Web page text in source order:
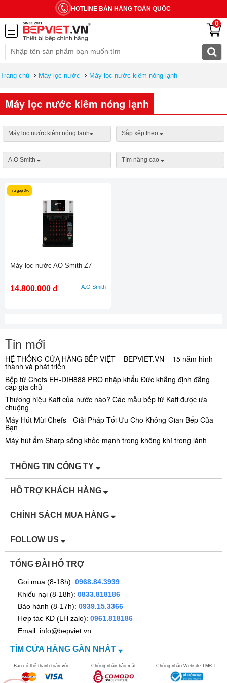
HOTLINE BÁN HÀNG TOÀN QUỐC
0
Trang chủ › Máy lọc nước › Máy lọc nước kiêm nóng lạnh
Máy lọc nước kiêm nóng lạnh
Máy lọc nước kiêm nóng lạnh Sắp xếp theo
A.O Smith Tìm nâng cao
Trả góp 0%
Máy lọc nước AO Smith Z7
14.800.000 đ A.O Smith
Tin mới
HỆ THỐNG CỬA HÀNG BẾP VIỆT – BEPVIET.VN – 15 năm hình
thành và phát triển
Bếp từ Chefs EH-DIH888 PRO nhập khẩu Đức khẳng định đẳng
cấp gia chủ
Thương hiệu Kaff của nước nào? Các mẫu bếp từ Kaff được ưa
chuộng
Máy Hút Mùi Chefs - Giải Pháp Tối Ưu Cho Không Gian Bếp Của
Bạn
Máy hút ẩm Sharp sống khỏe mạnh trong không khí trong lành
THÔNG TIN CÔNG TY
HỖ TRỢ KHÁCH HÀNG
CHÍNH SÁCH MUA HÀNG
FOLLOW US
TỔNG ĐÀI HỖ TRỢ
Gọi mua (8-18h): 0968.84.3939
Khiếu nại (8-18h): 0833.818186
Bảo hành (8-17h): 0939.15.3366
Hợp tác KD (LH zalo): 0961.818186
Email: info@bepviet.vn
TÌM CỬA HÀNG GẦN NHẤT
Bạn có thể thanh toán với Chứng nhận bảo mật Chứng nhận Website TMĐT